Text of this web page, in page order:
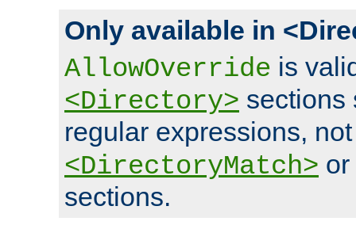
Only available in
AllowOverride is
<Directory> sections
regular expressions,
<DirectoryMatch> or
sections.